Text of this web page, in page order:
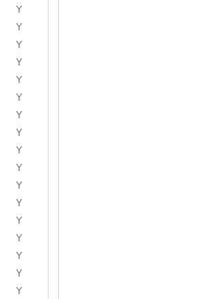
Y
Y
Y
Y
Y
Y
Y
Y
Y
Y
Y
Y
Y
Y
Y
Y
Y